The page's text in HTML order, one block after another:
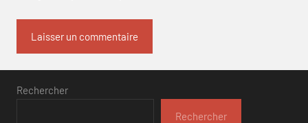
Rechercher
Rechercher